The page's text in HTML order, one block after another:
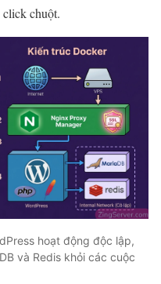
chuột.
hoạt động độc lập,
và Redis khỏi các cuộc